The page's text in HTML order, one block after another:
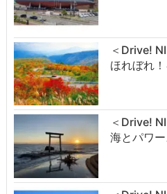
＜Drive!
ほれぼれ
＜Drive!
海とパワ